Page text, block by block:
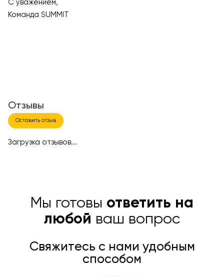
С уважением,
Команда SUMMIT
Отзывы
Оставить отзыв
Загрузка отзывов...
Мы готовы ответить на
любой ваш вопрос
Свяжитесь с нами удобным
способом